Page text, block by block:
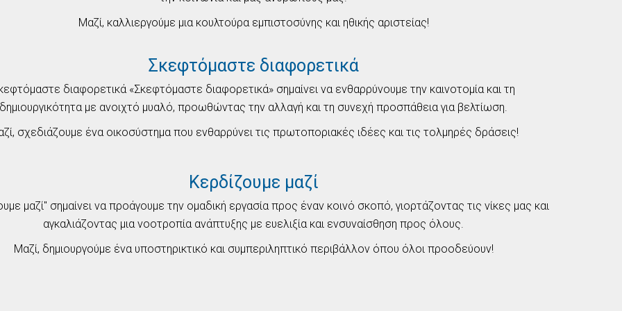
Μαζί, καλλιεργούμε μια κουλτούρα εμπιστοσύνης και ηθικής αριστείας!
Σκεφτόμαστε διαφορετικά
διαφορετικά «Σκεφτόμαστε διαφορετικά» σημαίνει να ενθαρρύνουμε την καινοτομία και τη
δημιουργικότητα με ανοιχτό μυαλό, προωθώντας την αλλαγή και τη συνεχή προσπάθεια για βελτίωση.
σχεδιάζουμε ένα οικοσύστημα που ενθαρρύνει τις πρωτοποριακές ιδέες και τις τολμηρές δράσεις!
Κερδίζουμε μαζί
μαζί" σημαίνει να προάγουμε την ομαδική εργασία προς έναν κοινό σκοπό, γιορτάζοντας τις νίκες μας και
αγκαλιάζοντας μια νοοτροπία ανάπτυξης με ευελιξία και ενσυναίσθηση προς όλους.
Μαζί, δημιουργούμε ένα υποστηρικτικό και συμπεριληπτικό περιβάλλον όπου όλοι προοδεύουν!